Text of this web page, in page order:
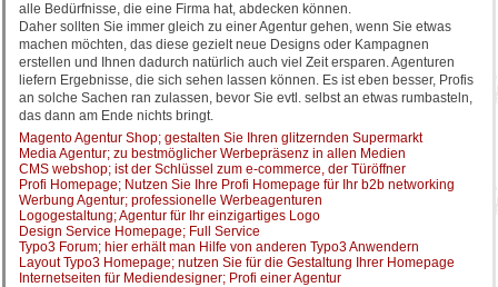
alle Bedürfnisse, die eine Firma hat, abdecken können.
Daher sollten Sie immer gleich zu einer Agentur gehen, wenn Sie etwas
machen möchten, das diese gezielt neue Designs oder Kampagnen
erstellen und Ihnen dadurch natürlich auch viel Zeit ersparen. Agenturen
liefern Ergebnisse, die sich sehen lassen können. Es ist eben besser, Profis
an solche Sachen ran zulassen, bevor Sie evtl. selbst an etwas rumbasteln,
das dann am Ende nichts bringt.
Magento Agentur Shop; gestalten Sie Ihren glitzernden Supermarkt
Media Agentur; zu bestmöglicher Werbepräsenz in allen Medien
CMS webshop; ist der Schlüssel zum e-commerce, der Türöffner
Profi Homepage; Nutzen Sie Ihre Profi Homepage für Ihr b2b networking
Werbung Agentur; professionelle Werbeagenturen
Logogestaltung; Agentur für Ihr einzigartiges Logo
Design Service Homepage; Full Service
Typo3 Forum; hier erhält man Hilfe von anderen Typo3 Anwendern
Layout Typo3 Homepage; nutzen Sie für die Gestaltung Ihrer Homepage
Internetseiten für Mediendesigner; Profi einer Agentur